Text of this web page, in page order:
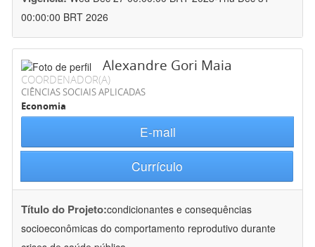
00:00:00 BRT 2026
Alexandre Gori Maia
COORDENADOR(A)
CIÊNCIAS SOCIAIS APLICADAS
Economia
E-mail
Currículo
Título do Projeto:condicionantes e consequências
socioeconômicas do comportamento reprodutivo durante